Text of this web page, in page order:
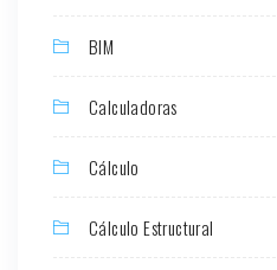
BIM
Calculadoras
Cálculo
Cálculo Estructural